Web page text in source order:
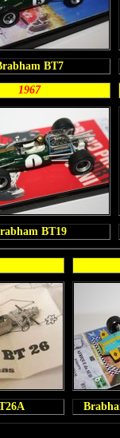
BT7
1967
BT19